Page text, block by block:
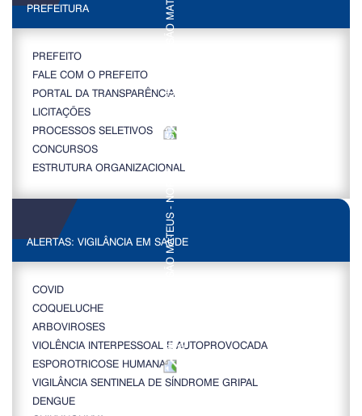
PREFEITURA
PREFEITO
FALE COM O PREFEITO
PORTAL DA TRANSPARÊNCIA
LICITAÇÕES
PROCESSOS SELETIVOS
CONCURSOS
ESTRUTURA ORGANIZACIONAL
ALERTAS: VIGILÂNCIA EM SAÚDE
COVID
COQUELUCHE
ARBOVIROSES
VIOLÊNCIA INTERPESSOAL E AUTOPROVOCADA
ESPOROTRICOSE HUMANA
VIGILÂNCIA SENTINELA DE SÍNDROME GRIPAL
DENGUE